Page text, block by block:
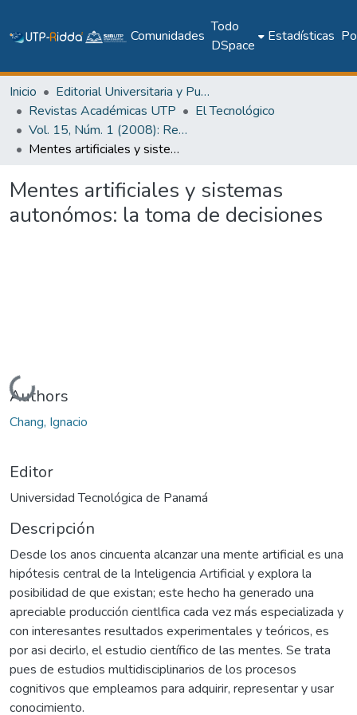
Comunidades
Todo
DSpace
Estadísticas
Inicio
Editorial Universitaria y Publicaciones Seriadas
Revistas Académicas UTP
El Tecnológico
Vol. 15, Núm. 1 (2008): Revista EL TECNCOLÓGICO
Mentes artificiales y sistemas autonómos: la toma de decisiones
Mentes artificiales y sistemas
autonómos: la toma de decisiones
Cargando...
Authors
Chang, Ignacio
Editor
Universidad Tecnológica de Panamá
Descripción
Desde los anos cincuenta alcanzar una mente artificial es una
hipótesis central de la Inteligencia Artificial y explora la
posibilidad de que existan; este hecho ha generado una
apreciable producción cientlfica cada vez más especializada y
con interesantes resultados experimentales y teóricos, es
por asi decirlo, el estudio científico de las mentes. Se trata
pues de estudios multidisciplinarios de los procesos
cognitivos que empleamos para adquirir, representar y usar
conocimiento.